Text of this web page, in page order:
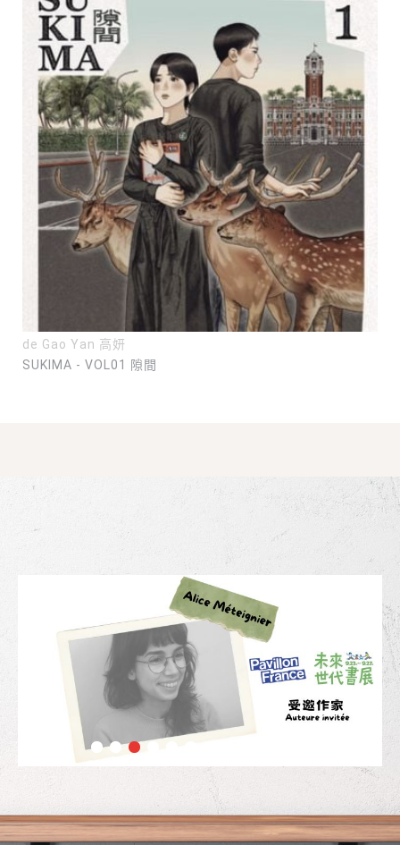
de Gao Yan 高妍
SUKIMA - VOL01 隙間